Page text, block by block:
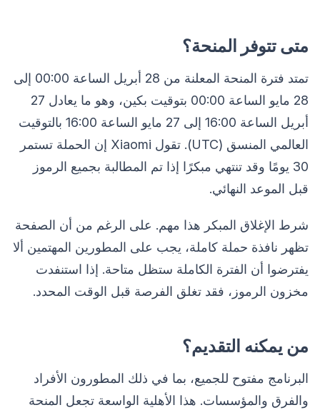
متى تتوفر المنحة؟
تمتد فترة المنحة المعلنة من 28 أبريل الساعة 00:00 إلى
28 مايو الساعة 00:00 بتوقيت بكين، وهو ما يعادل 27
أبريل الساعة 16:00 إلى 27 مايو الساعة 16:00 بالتوقيت
العالمي المنسق (UTC). تقول Xiaomi إن الحملة تستمر
30 يومًا وقد تنتهي مبكرًا إذا تم المطالبة بجميع الرموز
قبل الموعد النهائي.
شرط الإغلاق المبكر هذا مهم. على الرغم من أن الصفحة
تظهر نافذة حملة كاملة، يجب على المطورين المهتمين ألا
يفترضوا أن الفترة الكاملة ستظل متاحة. إذا استنفدت
مخزون الرموز، فقد تغلق الفرصة قبل الوقت المحدد.
من يمكنه التقديم؟
البرنامج مفتوح للجميع، بما في ذلك المطورون الأفراد
والفرق والمؤسسات. هذا الأهلية الواسعة تجعل المنحة